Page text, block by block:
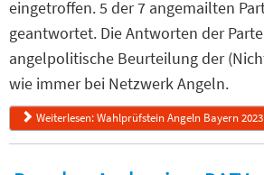
eingetroffen. 5 der 7 angemailten
geantwortet. Die Antworten der
angelpolitische Beurteilung der
wie immer bei Netzwerk Angeln.
Weiterlesen: Wahlprüfstein Angeln Bayern 2023